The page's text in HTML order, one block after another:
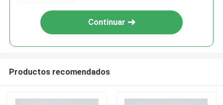
Continuar
Productos recomendados